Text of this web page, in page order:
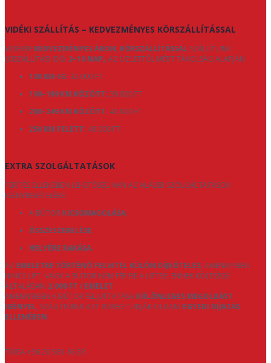
VIDÉKI SZÁLLÍTÁS – KEDVEZMÉNYES KÖRSZÁLLÍTÁSSAL
VIDÉKRE KEDVEZMÉNYES ÁRON, KÖRSZÁLLÍTÁSSAL SZÁLLÍTUNK
(KISZÁLLÍTÁSI IDŐ: 2–10 NAP), AZ ÜZLETTŐL MÉRT TÁVOLSÁG ALAPJÁN:
100 KM-IG: 32.000 FT
100–199 KM KÖZÖTT: 39.000 FT
200–249 KM KÖZÖTT: 43.000 FT
250 KM FELETT: 48.000 FT
EXTRA SZOLGÁLTATÁSOK
TÉRÍTÉS ELLENÉBEN LEHETŐSÉG VAN AZ ALÁBBI SZOLGÁLTATÁSOK
IGÉNYBEVÉTELÉRE:
A BÚTOR KICSOMAGOLÁSA,
ÖSSZESZERELÉSE,
HELYÉRE RAKÁSA.
AZ EMELETRE TÖRTÉNŐ FELVITEL KÜLÖN DÍJKÖTELES, AMENNYIBEN
NINCS LIFT, VAGY A BÚTOR NEM FÉR BE A LIFTBE. ENNEK KÖLTSÉGE
ÁLTALÁBAN 2.000 FT / EMELET.
AMENNYIBEN A BÚTOR FELJUTTATÁSA KÜLÖNLEGES MEGOLDÁST
IGÉNYEL, SZÁLLÍTÓINK AZT IS MEG TUDJÁK OLDANI EGYEDI DÍJAZÁS
ELLENÉBEN.
TÍMEA +36 20 561 46 33